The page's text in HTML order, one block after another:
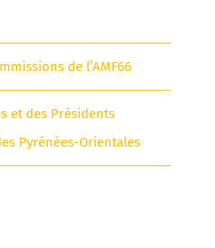
de l’AMF66
et des Présidents
Pyrénées-Orientales